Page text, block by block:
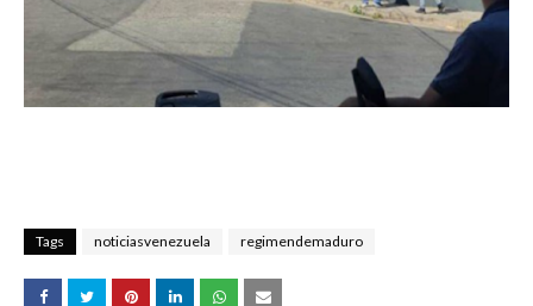
Tags noticiasvenezuela regimendemaduro